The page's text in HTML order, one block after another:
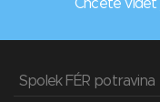
Chcete vidět
Spolek FÉR potravina